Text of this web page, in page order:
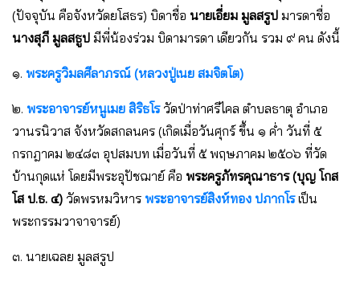
(ปัจจุบัน คือจังหวัดยโสธร) บิดาชื่อ นายเอี่ยม มูลสรูป มารดาชื่อ
นางสุภี มูลสธูป มีพี่น้องร่วม บิดามารดา เดียวกัน รวม ๙ คน ดังนี้
๑. พระครูวิมลศีลาภรณ์ (หลวงปู่เนย สมจิตโต)
๒. พระอาจารย์หนูเมย สิริธโรวัดป่าท่าศรีไคล ตําบลธาตุ อําเภอ
วานรนิวาส จังหวัดสกลนคร (เกิดเมื่อวันศุกร์ ขึ้น ๑ ค่ำ วันที่ ๕
กรกฎาคม ๒๔๘๓ อุปสมบท เมื่อวันที่ ๕ พฤษภาคม ๒๕๐๖ ที่วัด
บ้านกุดแห่ โดยมีพระอุปัชฌาย์ คือ พระครูภัทรคุณาธาร (บุญ โกส
โส ป.ธ. ๔) วัดพรหมวิหาร พระอาจารย์สิงห์ทอง ปภากโรเป็น
พระกรรมวาจาจารย์)
๓. นายเฉลย มูลสรูป